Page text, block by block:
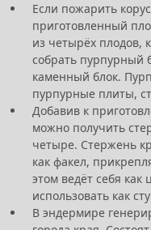
Если пожарить
приготовленный
из четырёх плодов,
собрать
каменный блок.
пурпурные плиты,
Добавив к
можно получить
четыре. Стержень
как факел,
этом ведёт себя
использовать как
В эндермире